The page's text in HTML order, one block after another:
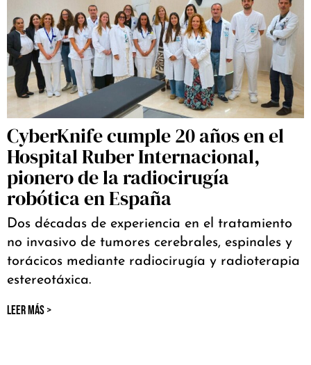
CyberKnife cumple 20 años en el
Hospital Ruber Internacional,
pionero de la radiocirugía
robótica en España
Dos décadas de experiencia en el tratamiento
no invasivo de tumores cerebrales, espinales y
torácicos mediante radiocirugía y radioterapia
estereotáxica.
LEER MÁS >